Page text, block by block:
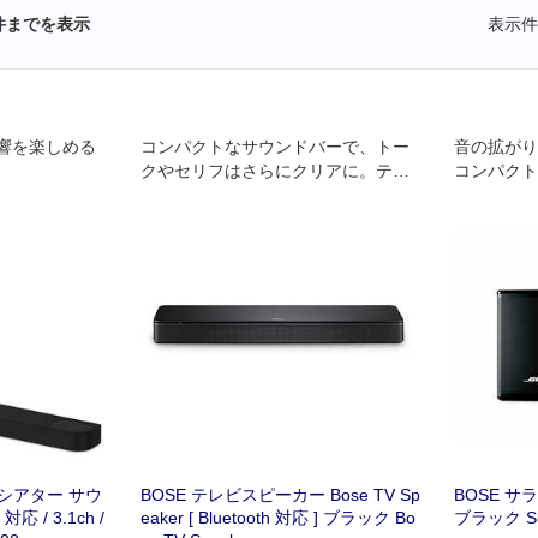
でを表示 表示
を楽しめる
アター サウ
対応 / 3.1ch /
コンパクトなサウンドバーで、トー
クやセリフはさらにクリアに。テレ
BOSE テレビスピーカー Bose TV Sp
eaker [ Bluetooth 対応 ] ブラック Bo
音の拡が
コンパク
BOSE サ
ブラック